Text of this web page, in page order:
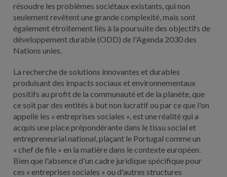
résoudre les problèmes sociétaux existants, qui non
seulement revêtent une grande complexité, mais sont
également étroitement liés à la poursuite des objectifs de
développement durable (ODD) de l'Agenda 2030 des
Nations unies.
La recherche de solutions innovantes et durables
produisant des impacts sociaux et environnementaux
positifs au profit de la communauté et de la planète, que
ce soit par des entités à but non lucratif ou par ce que l'on
appelle les « entreprises sociales », est une réalité qui a
acquis une place prépondérante dans le tissu social et
entrepreneurial national, plaçant le Portugal comme un
« chef de file » en la matière dans le contexte européen.
Bien que l'absence d'un cadre juridique spécifique pour
ces « entreprises sociales » ou d'autres structures